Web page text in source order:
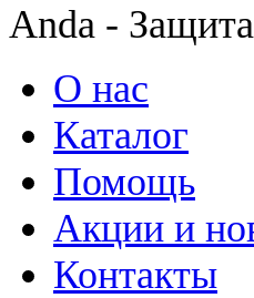
Anda -
О нас
Каталог
Помощь
Акции и
Контакты